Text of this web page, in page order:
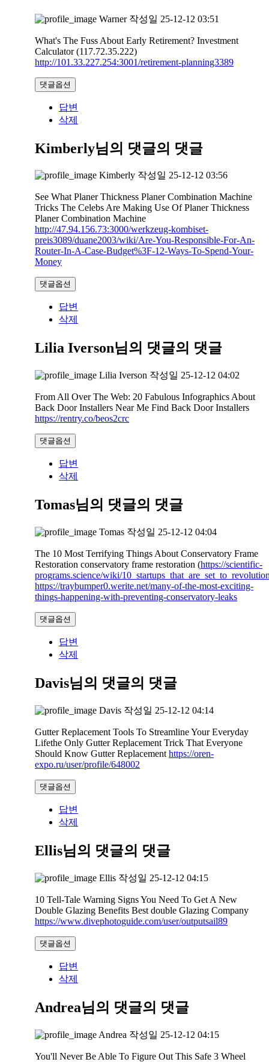
Warner 작성일 25-12-12 03:51
What's The Fuss About Early Retirement? Investment
Calculator (117.72.35.222)
http://101.33.227.254:3001/retirement-planning3389
댓글옵션
답변
삭제
Kimberly님의 댓글의 댓글
Kimberly 작성일 25-12-12 03:56
See What Planer Thickness Planer Combination Machine
Tricks The Celebs Are Making Use Of Planer Thickness
Planer Combination Machine
http://47.94.156.73:3000/werkzeug-kombiset-
preis3089/duane2003/wiki/Are-You-Responsible-For-An-
Router-In-A-Case-Budget%3F-12-Ways-To-Spend-Your-
Money
댓글옵션
답변
삭제
Lilia Iverson님의 댓글의 댓글
Lilia Iverson 작성일 25-12-12 04:02
From All Over The Web: 20 Fabulous Infographics About
Back Door Installers Near Me Find Back Door Installers
https://rentry.co/beos2crc
댓글옵션
답변
삭제
Tomas님의 댓글의 댓글
Tomas 작성일 25-12-12 04:04
The 10 Most Terrifying Things About Conservatory Frame
Restoration conservatory frame restoration (https://scientific-
programs.science/wiki/
https://traybumper0.werite.net/many-of-the-most-exciting-
things-happening-with-preventing-conservatory-leaks
댓글옵션
답변
삭제
Davis님의 댓글의 댓글
Davis 작성일 25-12-12 04:14
Gutter Replacement Tools To Streamline Your Everyday
Lifethe Only Gutter Replacement Trick That Everyone
Should Know Gutter Replacement https://oren-
expo.ru/user/profile/648002
댓글옵션
답변
삭제
Ellis님의 댓글의 댓글
Ellis 작성일 25-12-12 04:15
10 Tell-Tale Warning Signs You Need To Get A New
Double Glazing Benefits Best double Glazing Company
https://www.divephotoguide.com/user/outputsail89
댓글옵션
답변
삭제
Andrea님의 댓글의 댓글
Andrea 작성일 25-12-12 04:15
You'll Never Be Able To Figure Out This Safe 3 Wheel